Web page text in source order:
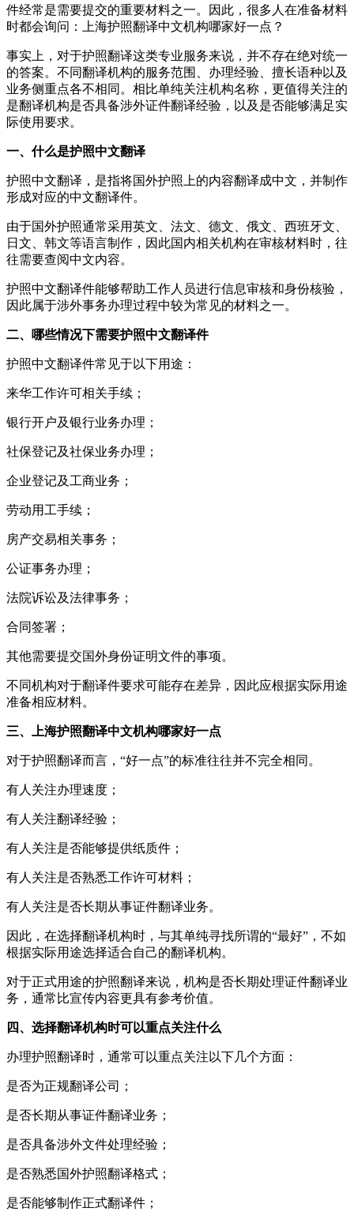
件经常是需要提交的重要材料之一。因此，很多人在准备材料
时都会询问：上海护照翻译中文机构哪家好一点？
事实上，对于护照翻译这类专业服务来说，并不存在绝对统一
的答案。不同翻译机构的服务范围、办理经验、擅长语种以及
业务侧重点各不相同。相比单纯关注机构名称，更值得关注的
是翻译机构是否具备涉外证件翻译经验，以及是否能够满足实
际使用要求。
一、什么是护照中文翻译
护照中文翻译，是指将国外护照上的内容翻译成中文，并制作
形成对应的中文翻译件。
由于国外护照通常采用英文、法文、德文、俄文、西班牙文、
日文、韩文等语言制作，因此国内相关机构在审核材料时，往
往需要查阅中文内容。
护照中文翻译件能够帮助工作人员进行信息审核和身份核验，
因此属于涉外事务办理过程中较为常见的材料之一。
二、哪些情况下需要护照中文翻译件
护照中文翻译件常见于以下用途：
来华工作许可相关手续；
银行开户及银行业务办理；
社保登记及社保业务办理；
企业登记及工商业务；
劳动用工手续；
房产交易相关事务；
公证事务办理；
法院诉讼及法律事务；
合同签署；
其他需要提交国外身份证明文件的事项。
不同机构对于翻译件要求可能存在差异，因此应根据实际用途
准备相应材料。
三、上海护照翻译中文机构哪家好一点
对于护照翻译而言，“好一点”的标准往往并不完全相同。
有人关注办理速度；
有人关注翻译经验；
有人关注是否能够提供纸质件；
有人关注是否熟悉工作许可材料；
有人关注是否长期从事证件翻译业务。
因此，在选择翻译机构时，与其单纯寻找所谓的“最好”，不如
根据实际用途选择适合自己的翻译机构。
对于正式用途的护照翻译来说，机构是否长期处理证件翻译业
务，通常比宣传内容更具有参考价值。
四、选择翻译机构时可以重点关注什么
办理护照翻译时，通常可以重点关注以下几个方面：
是否为正规翻译公司；
是否长期从事证件翻译业务；
是否具备涉外文件处理经验；
是否熟悉国外护照翻译格式；
是否能够制作正式翻译件；